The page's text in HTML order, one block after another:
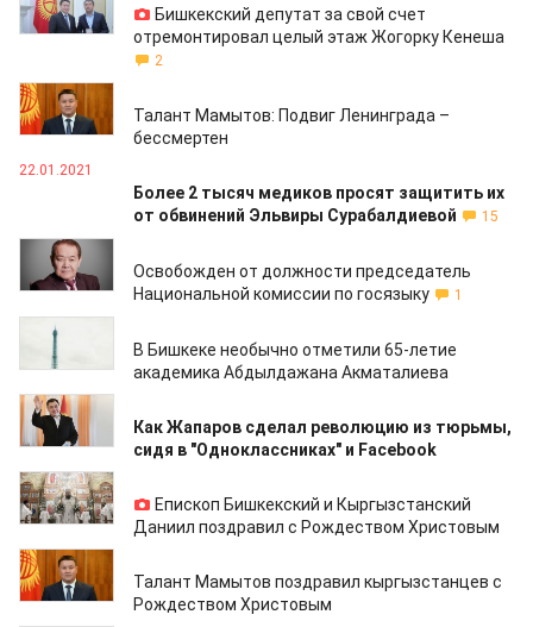
Бишкекский депутат за свой счет
отремонтировал целый этаж Жогорку Кенеша
2
27.01.2021
Талант Мамытов: Подвиг Ленинграда –
бессмертен
22.01.2021
Более 2 тысяч медиков просят защитить их
от обвинений Эльвиры Сурабалдиевой
15
21.01.2021
Освобожден от должности председатель
Национальной комиссии по госязыку
1
19.01.2021
В Бишкеке необычно отметили 65-летие
академика Абдылдажана Акматалиева
11.01.2021
Как Жапаров сделал революцию из тюрьмы,
сидя в "Одноклассниках" и Facebook
07.01.2021
Епископ Бишкекский и Кыргызстанский
Даниил поздравил с Рождеством Христовым
07.01.2021
Талант Мамытов поздравил кыргызстанцев с
Рождеством Христовым